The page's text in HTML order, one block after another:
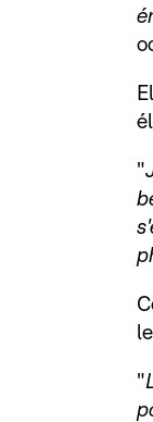
"
"